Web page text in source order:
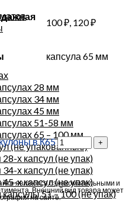
28 мм
34 мм
45 мм
51-58 мм
65 – 100 мм
(не упакованные)
х капсул (не упак)
х капсул (не упак)
х капсул (не упак)
51 – 100 (не упак)
100 ₽, 120 ₽
капсула 65 мм
в К65
являются ознакомительными и
Внешний вид товара может
на сайте.